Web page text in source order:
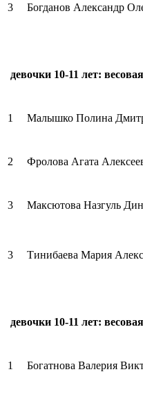
3 Богданов Александр
девочки 10-11 лет:
1 Малышко Полина
2 Фролова Агата
3 Максютова Назгуль
3 Тинибаева Мария
девочки 10-11 лет:
1 Богатнова Валерия